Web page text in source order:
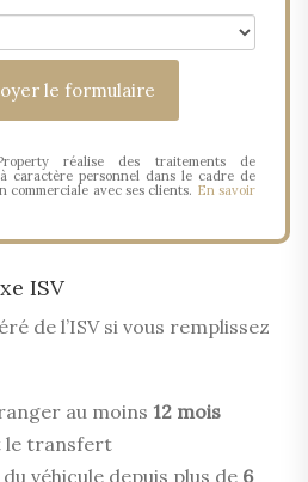
réalise des traitements de
caractère personnel dans le cadre de
commerciale avec ses clients. En savoir
ISV
de l’ISV si vous remplissez
au moins 12 mois
le transfert
véhicule depuis plus de 6